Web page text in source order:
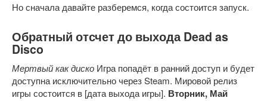
Но сначала давайте разберемся, когда состоится запуск.
Обратный отсчет до выхода Dead as
Disco
Мертвый как диско Игра попадёт в ранний доступ и будет
доступна исключительно через Steam. Мировой релиз
игры состоится в [дата выхода игры]. Вторник, Май